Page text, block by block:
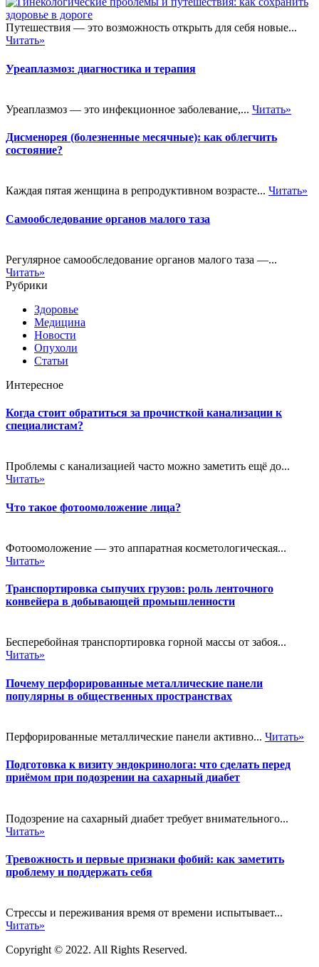
Путешествия — это возможность открыть для себя новые...
Читать»
Уреаплазмоз: диагностика и терапия
Уреаплазмоз — это инфекционное заболевание,... Читать»
Дисменорея (болезненные месячные): как облегчить
состояние?
Каждая пятая женщина в репродуктивном возрасте... Читать»
Самообследование органов малого таза
Регулярное самообследование органов малого таза —...
Читать»
Рубрики
Здоровье
Медицина
Новости
Опухоли
Статьи
Интересное
Когда стоит обратиться за прочисткой канализации к
специалистам?
Проблемы с канализацией часто можно заметить ещё до...
Читать»
Что такое фотоомоложение лица?
Фотоомоложение — это аппаратная косметологическая...
Читать»
Транспортировка сыпучих грузов: роль ленточного
конвейера в добывающей промышленности
Бесперебойная транспортировка горной массы от забоя...
Читать»
Почему перфорированные металлические панели
популярны в общественных пространствах
Перфорированные металлические панели активно... Читать»
Подготовка к визиту эндокринолога: что сделать перед
приёмом при подозрении на сахарный диабет
Подозрение на сахарный диабет требует внимательного...
Читать»
Тревожность и первые признаки фобий: как заметить
проблему и поддержать себя
Стрессы и переживания время от времени испытывает...
Читать»
Copyright © 2022. All Rights Reserved.